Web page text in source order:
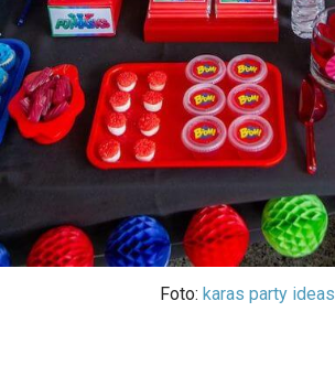
Foto: karas party ideas